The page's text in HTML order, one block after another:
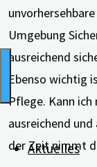
Aktuelles
Umgebung
ausreichend
Ebenso wichtig
Pflege. Kann ich
ausreichend
der Zeit nimmt